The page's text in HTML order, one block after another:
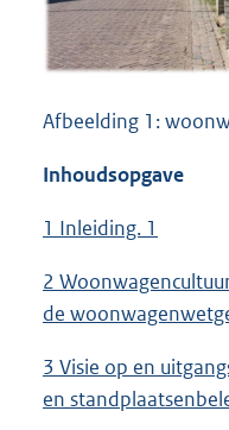
Afbeelding 1:
Inhoudsopgave
1 Inleiding. 1
2
de
3 Visie op en
en